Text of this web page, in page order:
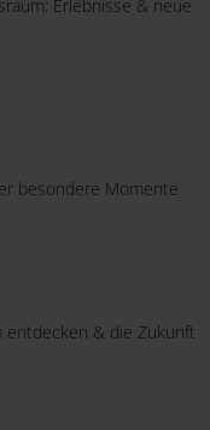
Erlebnisse & neue
besondere Momente
entdecken & die Zukunft